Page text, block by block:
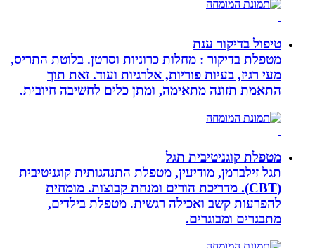
טיפול בדיקור ענת
מטפלת בדיקור : מחלות כרוניות וסרטן. בלוטת התריס,
מעי רגיז, בעיות פוריות, אלרגיות ועוד. זאת תוך
התאמת תזונה מתאימה, ומתן כלים לחשיבה חיובית.
מטפלת קוגניטיבית תגל
תגל זילברמן, מודיעין, מטפלת התנהגותית קוגניטיבית
(CBT). מדריכת הורים ומנחת קבוצות. מומחית
להפרעות קשב ואכילה רגשית. מטפלת בילדים,
מתבגרים ומבוגרים.